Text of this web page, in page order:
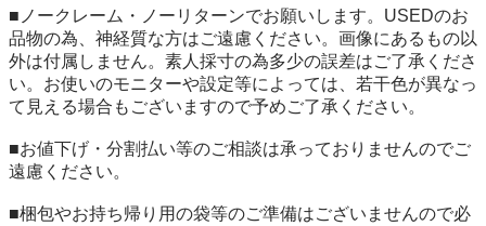
■ノークレーム・ノーリターンでお願いします。USEDのお
品物の為、神経質な方はご遠慮ください。画像にあるもの以
外は付属しません。素人採寸の為多少の誤差はご了承くださ
い。お使いのモニターや設定等によっては、若干色が異なっ
て見える場合もございますので予めご了承ください。
■お値下げ・分割払い等のご相談は承っておりませんのでご
遠慮ください。
■梱包やお持ち帰り用の袋等のご準備はございませんので必